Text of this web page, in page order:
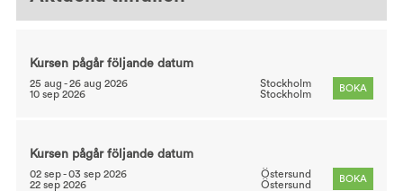
BOKA
Kursen pågår följande datum
25 aug - 26 aug 2026
Stockholm
10 sep 2026
Stockholm
BOKA
Kursen pågår följande datum
02 sep - 03 sep 2026
Östersund
22 sep 2026
Östersund